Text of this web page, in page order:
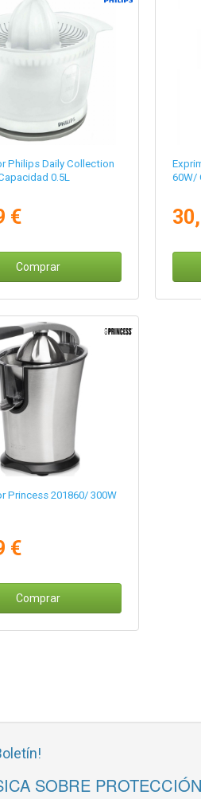
Philips Daily Collection
0.5L
€
Comprar
60W/
Princess 201860/ 300W
€
Comprar
SOBRE